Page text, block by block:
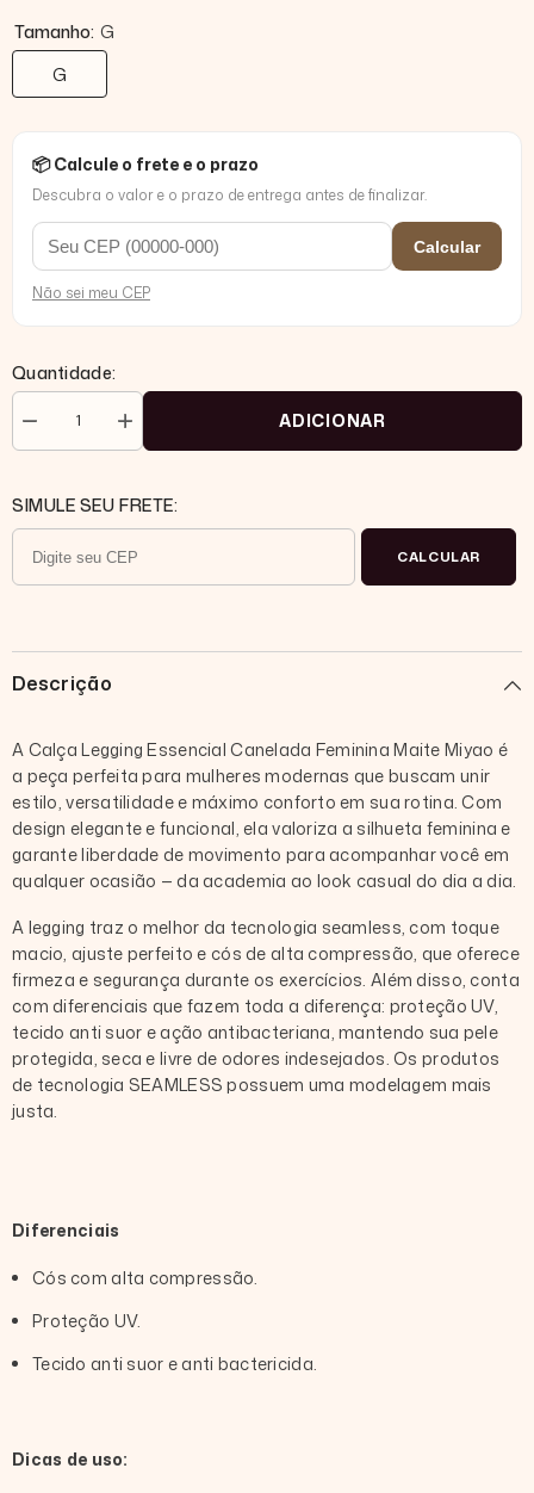
Tamanho: G
G
📦 Calcule o frete e o prazo
Descubra o valor e o prazo de entrega antes de finalizar.
Calcular
Não sei meu CEP
Quantidade:
Diminuir
quantidade
canelada
Aumentar
quantidade
canelada
ADICIONAR
SIMULE SEU FRETE:
CALCULAR
Descrição
A Calça Legging Essencial Canelada Feminina Maite Miyao é
a peça perfeita para mulheres modernas que buscam unir
estilo, versatilidade e máximo conforto em sua rotina. Com
design elegante e funcional, ela valoriza a silhueta feminina e
garante liberdade de movimento para acompanhar você em
qualquer ocasião — da academia ao look casual do dia a dia.
A legging traz o melhor da tecnologia seamless, com toque
macio, ajuste perfeito e cós de alta compressão, que oferece
firmeza e segurança durante os exercícios. Além disso, conta
com diferenciais que fazem toda a diferença: proteção UV,
tecido anti suor e ação antibacteriana, mantendo sua pele
protegida, seca e livre de odores indesejados. Os produtos
de tecnologia SEAMLESS possuem uma modelagem mais
justa.
Diferenciais
Cós com alta compressão.
Proteção UV.
Tecido anti suor e anti bactericida.
Dicas de uso: